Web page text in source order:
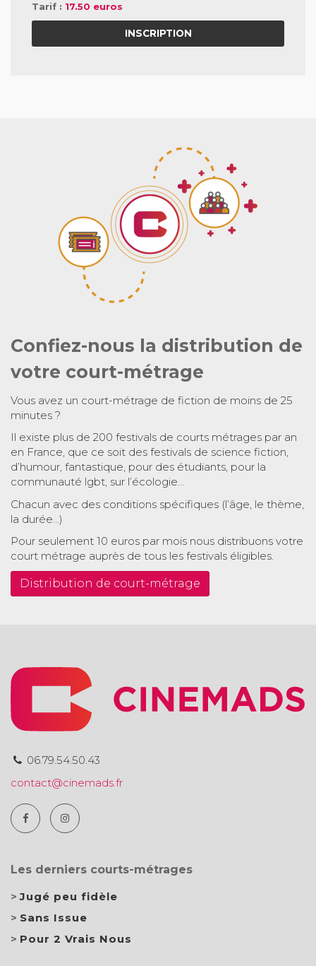
Tarif : 17.50 euros
INSCRIPTION
Confiez-nous la distribution de
votre court-métrage
Vous avez un court-métrage de fiction de moins de 25
minutes ?
Il existe plus de 200 festivals de courts métrages par an
en France, que ce soit des festivals de science fiction,
d’humour, fantastique, pour des étudiants, pour la
communauté lgbt, sur l’écologie…
Chacun avec des conditions spécifiques (l’âge, le thème,
la durée…)
Pour seulement 10 euros par mois nous distribuons votre
court métrage auprès de tous les festivals éligibles.
Distribution de court-métrage
06.79.54.50.43
contact@cinemads.fr
Les derniers courts-métrages
Jugé peu fidèle
Sans Issue
Pour 2 Vrais Nous